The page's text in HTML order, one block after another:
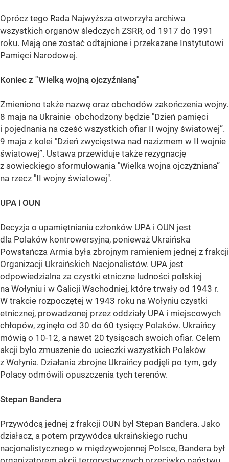
Oprócz tego Rada Najwyższa otworzyła archiwa
wszystkich organów śledczych ZSRR, od 1917 do 1991
roku. Mają one zostać odtajnione i przekazane Instytutowi
Pamięci Narodowej.
Koniec z "Wielką wojną ojczyźnianą"
Zmieniono także nazwę oraz obchodów zakończenia wojny.
8 maja na Ukrainie obchodzony będzie "Dzień pamięci
i pojednania na cześć wszystkich ofiar II wojny światowej”.
9 maja z kolei "Dzień zwycięstwa nad nazizmem w II wojnie
światowej”. Ustawa przewiduje także rezygnację
z sowieckiego sformułowania "Wielka wojna ojczyźniana”
na rzecz "II wojny światowej".
UPA i OUN
Decyzja o upamiętnianiu członków UPA i OUN jest
dla Polaków kontrowersyjna, ponieważ Ukraińska
Powstańcza Armia była zbrojnym ramieniem jednej z frakcji
Organizacji Ukraińskich Nacjonalistów. UPA jest
odpowiedzialna za czystki etniczne ludności polskiej
na Wołyniu i w Galicji Wschodniej, które trwały od 1943 r.
W trakcie rozpoczętej w 1943 roku na Wołyniu czystki
etnicznej, prowadzonej przez oddziały UPA i miejscowych
chłopów, zginęło od 30 do 60 tysięcy Polaków. Ukraińcy
mówią o 10-12, a nawet 20 tysiącach swoich ofiar. Celem
akcji było zmuszenie do ucieczki wszystkich Polaków
z Wołynia. Działania zbrojne Ukraińcy podjęli po tym, gdy
Polacy odmówili opuszczenia tych terenów.
Stepan Bandera
Przywódcą jednej z frakcji OUN był Stepan Bandera. Jako
działacz, a potem przywódca ukraińskiego ruchu
nacjonalistycznego w międzywojennej Polsce, Bandera był